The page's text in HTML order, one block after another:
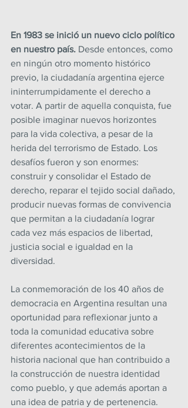
En 1983 se inició un nuevo ciclo político
en nuestro país. Desde entonces, como
en ningún otro momento histórico
previo, la ciudadanía argentina ejerce
ininterrumpidamente el derecho a
votar. A partir de aquella conquista, fue
posible imaginar nuevos horizontes
para la vida colectiva, a pesar de la
herida del terrorismo de Estado. Los
desafíos fueron y son enormes:
construir y consolidar el Estado de
derecho, reparar el tejido social dañado,
producir nuevas formas de convivencia
que permitan a la ciudadanía lograr
cada vez más espacios de libertad,
justicia social e igualdad en la
diversidad.
La conmemoración de los 40 años de
democracia en Argentina resultan una
oportunidad para reflexionar junto a
toda la comunidad educativa sobre
diferentes acontecimientos de la
historia nacional que han contribuido a
la construcción de nuestra identidad
como pueblo, y que además aportan a
una idea de patria y de pertenencia.